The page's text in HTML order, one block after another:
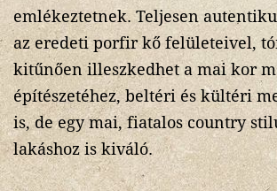
emlékeztetnek. Teljesen
az eredeti porfir kő felületeivel,
kitűnően illeszkedhet a mai kor
építészetéhez, beltéri és kültéri
is, de egy mai, fiatalos country
lakáshoz is kiváló.